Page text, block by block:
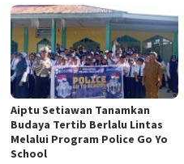
Aiptu Setiawan Tanamkan
Budaya Tertib Berlalu Lintas
Melalui Program Police Go Yo
School